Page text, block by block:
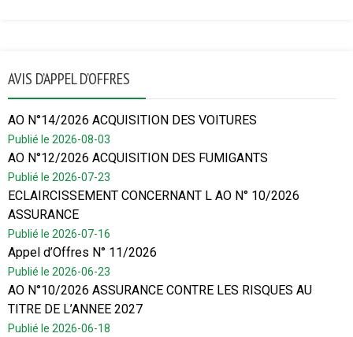
AVIS D’APPEL D’OFFRES
AO N°14/2026 ACQUISITION DES VOITURES
Publié le 2026-08-03
AO N°12/2026 ACQUISITION DES FUMIGANTS
Publié le 2026-07-23
ECLAIRCISSEMENT CONCERNANT L AO N° 10/2026
ASSURANCE
Publié le 2026-07-16
Appel d’Offres N° 11/2026
Publié le 2026-06-23
AO N°10/2026 ASSURANCE CONTRE LES RISQUES AU
TITRE DE L’ANNEE 2027
Publié le 2026-06-18